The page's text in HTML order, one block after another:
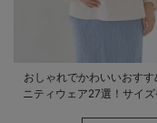
おしゃれでかわいいおすす
ニティウェア27選！サイズ